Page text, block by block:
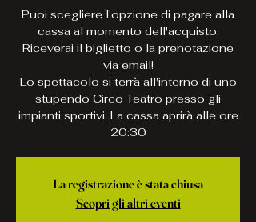
Puoi scegliere l'opzione di pagare alla
cassa al momento dell'acquisto.
Riceverai il biglietto o la prenotazione
via email!
Lo spettacolo si terrà all'interno di uno
stupendo Circo Teatro presso gli
impianti sportivi. La cassa aprirà alle ore
20:30
La registrazione è stata chiusa
Scopri gli altri eventi